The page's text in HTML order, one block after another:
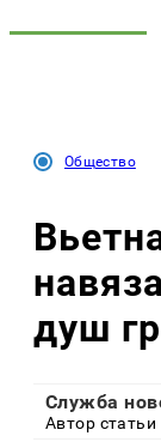
Общество
душ
Служба
Автор статьи